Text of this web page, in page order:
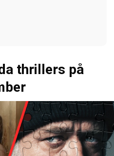
thrillers på